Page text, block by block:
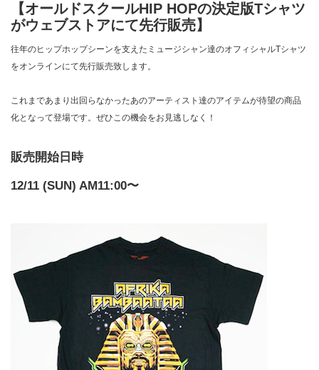
【オールドスクールHIP HOPの決定版Tシャツ
がウェブストアにて先行販売】
往年のヒップホップシーンを支えたミュージシャン達のオフィシャルTシャツ
をオンラインにて先行販売致します。
これまであまり出回らなかったあのアーティスト達のアイテムが待望の商品
化となって登場です。ぜひこの機会をお見逃しなく！
販売開始日時
12/11 (SUN) AM11:00〜